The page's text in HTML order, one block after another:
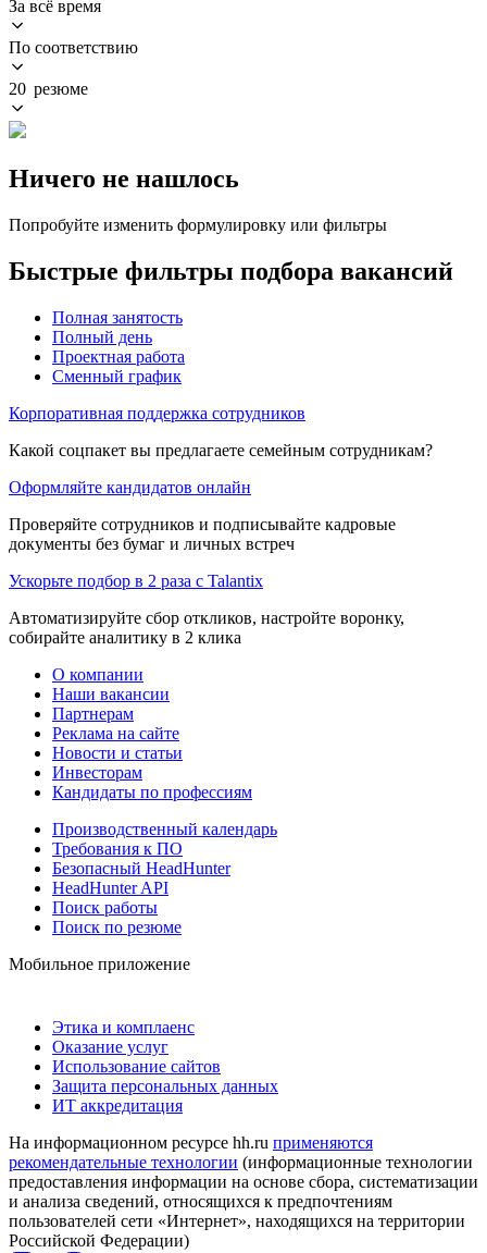
За всё время
По соответствию
20 резюме
Ничего не нашлось
Попробуйте изменить формулировку или фильтры
Быстрые фильтры подбора вакансий
Полная занятость
Полный день
Проектная работа
Сменный график
Корпоративная поддержка сотрудников
Какой соцпакет вы предлагаете семейным сотрудникам?
Оформляйте кандидатов онлайн
Проверяйте сотрудников и подписывайте кадровые
документы без бумаг и личных встреч
Ускорьте подбор в 2 раза с Talantix
Автоматизируйте сбор откликов, настройте воронку,
собирайте аналитику в 2 клика
О компании
Наши вакансии
Партнерам
Реклама на сайте
Новости и статьи
Инвесторам
Кандидаты по профессиям
Производственный календарь
Требования к ПО
Безопасный HeadHunter
HeadHunter API
Поиск работы
Поиск по резюме
Мобильное приложение
Этика и комплаенс
Оказание услуг
Использование сайтов
Защита персональных данных
ИТ аккредитация
На информационном ресурсе hh.ru применяются
рекомендательные технологии (информационные технологии
предоставления информации на основе сбора, систематизации
и анализа сведений, относящихся к предпочтениям
пользователей сети «Интернет», находящихся на территории
Российской Федерации)